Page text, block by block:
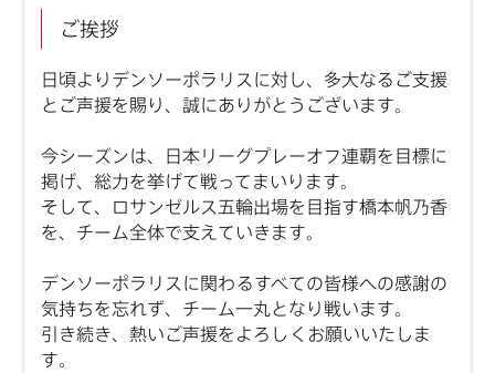
ご挨拶
日頃よりデンソーポラリスに対し、多大なるご支援
とご声援を賜り、誠にありがとうございます。
今シーズンは、日本リーグプレーオフ連覇を目標に
掲げ、総力を挙げて戦ってまいります。
そして、ロサンゼルス五輪出場を目指す橋本帆乃香
を、チーム全体で支えていきます。
デンソーポラリスに関わるすべての皆様への感謝の
気持ちを忘れず、チーム一丸となり戦います。
引き続き、熱いご声援をよろしくお願いいたしま
す。